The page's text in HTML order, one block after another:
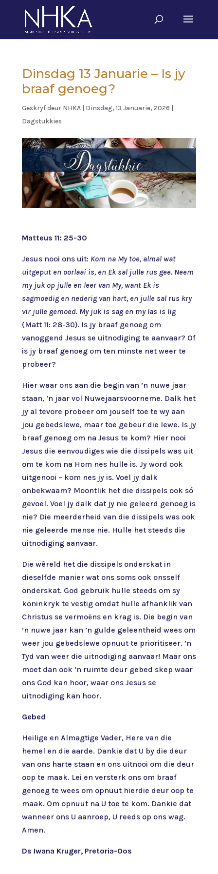
Dinsdag 13 Januarie – Is jy
braaf genoeg?
Geskryf deur NHKA| Dinsdag, 13 Januarie, 2026 |
Dagstukkies
Matteus 11: 25-30
Jesus nooi ons uit: Kom na My toe, almal wat
uitgeput en oorlaai is, en Ek sal julle rus gee. Neem
my juk op julle en leer van My, want Ek is
sagmoedig en nederig van hart, en julle sal rus kry
vir julle gemoed. My juk is sag en my las is lig
(Matt 11: 28-30).Is jy braaf genoeg om
vanoggend Jesus se uitnodiging te aanvaar? Of
is jy braaf genoeg om ten minste net weer te
probeer?
Hier waar ons aan die begin van ’n nuwe jaar
staan, ’n jaar vol Nuwejaarsvoorneme. Dalk het
jy al tevore probeer om jouself toe te wy aan
jou gebedslewe, maar toe gebeur die lewe. Is jy
braaf genoeg om na Jesus te kom? Hier nooi
Jesus die eenvoudiges wie die dissipels was uit
om te kom na Hom nes hulle is. Jy word ook
uitgenooi – kom nes jy is. Voel jy dalk
onbekwaam? Moontlik het die dissipels ook só
gevoel. Voel jy dalk dat jy nie geleerd genoeg is
nie? Die meerderheid van die dissipels was ook
nie geleerde mense nie. Hulle het steeds die
uitnodiging aanvaar.
Die wêreld het die dissipels onderskat in
dieselfde manier wat ons soms ook onsself
onderskat. God gebruik hulle steeds om sy
koninkryk te vestig omdat hulle afhanklik van
Christus se vermoëns en krag is. Die begin van
’n nuwe jaar kan ’n gulde geleentheid wees om
weer jou gebedslewe opnuut te prioritiseer. ’n
Tyd van weer die uitnodiging aanvaar! Maar ons
moet dan ook ’n ruimte deur gebed skep waar
ons God kan hoor, waar ons Jesus se
uitnodiging kan hoor.
Gebed
Heilige en Almagtige Vader, Here van die
hemel en die aarde. Dankie dat U by die deur
van ons harte staan en ons uitnooi om die deur
oop te maak. Lei en versterk ons om braaf
genoeg te wees om opnuut hierdie deur oop te
maak. Om opnuut na U toe te kom. Dankie dat
wanneer ons U aanroep, U reeds op ons wag.
Amen.
Ds Iwana Kruger, Pretoria-Oos